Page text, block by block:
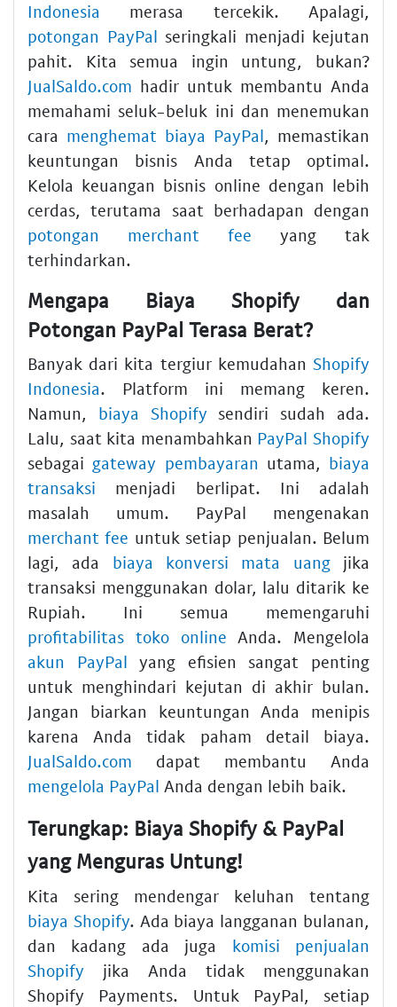
Indonesia merasa tercekik. Apalagi,
potongan PayPal seringkali menjadi kejutan
pahit. Kita semua ingin untung, bukan?
JualSaldo.com hadir untuk membantu Anda
memahami seluk-beluk ini dan menemukan
cara menghemat biaya PayPal, memastikan
keuntungan bisnis Anda tetap optimal.
Kelola keuangan bisnis online dengan lebih
cerdas, terutama saat berhadapan dengan
potongan merchant fee yang tak
terhindarkan.
Mengapa Biaya Shopify dan
Potongan PayPal Terasa Berat?
Banyak dari kita tergiur kemudahan Shopify
Indonesia. Platform ini memang keren.
Namun, biaya Shopify sendiri sudah ada.
Lalu, saat kita menambahkan PayPal Shopify
sebagai gateway pembayaran utama, biaya
transaksi menjadi berlipat. Ini adalah
masalah umum. PayPal mengenakan
merchant fee untuk setiap penjualan. Belum
lagi, ada biaya konversi mata uangjika
transaksi menggunakan dolar, lalu ditarik ke
Rupiah. Ini semua memengaruhi
profitabilitas toko online Anda. Mengelola
akun PayPal yang efisien sangat penting
untuk menghindari kejutan di akhir bulan.
Jangan biarkan keuntungan Anda menipis
karena Anda tidak paham detail biaya.
JualSaldo.com dapat membantu Anda
mengelola PayPal Anda dengan lebih baik.
Terungkap: Biaya Shopify & PayPal
yang Menguras Untung!
Kita sering mendengar keluhan tentang
biaya Shopify. Ada biaya langganan bulanan,
dan kadang ada juga komisi penjualan
Shopify jika Anda tidak menggunakan
Shopify Payments. Untuk PayPal, setiap